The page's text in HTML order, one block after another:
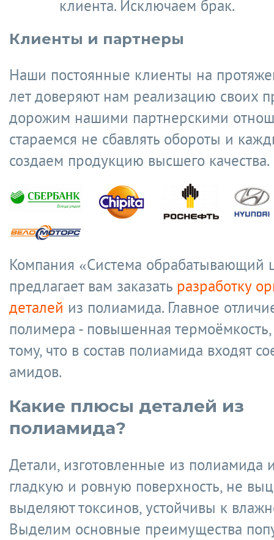
клиента. Исключаем брак.
Клиенты и партнеры
Наши постоянные клиенты на
лет доверяют нам реализацию своих
дорожим нашими партнерскими
стараемся не сбавлять обороты и
создаем продукцию высшего качества.
Компания «Система обрабатывающий
предлагает вам заказать разработку
деталей из полиамида. Главное
полимера - повышенная термоёмкость,
тому, что в состав полиамида входят
амидов.
Какие плюсы деталей из
полиамида?
Детали, изготовленные из полиамида
гладкую и ровную поверхность, не
выделяют токсинов, устойчивы к
Выделим основные преимущества